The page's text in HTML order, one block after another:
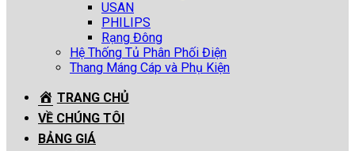
USAN
PHILIPS
Rạng Đông
Hệ Thống Tủ Phân Phối Điện
Thang Máng Cáp và Phụ Kiện
TRANG CHỦ
VỀ CHÚNG TÔI
BẢNG GIÁ